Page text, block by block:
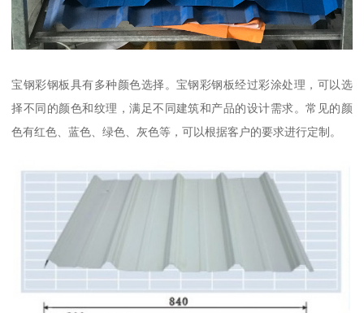
宝钢彩钢板具有多种颜色选择。宝钢彩钢板经过彩涂处理，可以选
择不同的颜色和纹理，满足不同建筑和产品的设计需求。常见的颜
色有红色、蓝色、绿色、灰色等，可以根据客户的要求进行定制。